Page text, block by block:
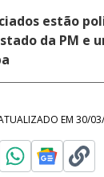
estão
da PM e
EM 30/